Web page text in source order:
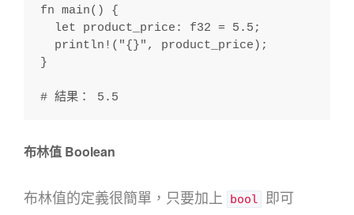
fn main() {
  let product_price: f32 = 5.5;
  println!("{}", product_price);
}
# 結果： 5.5
布林值 Boolean
布林值的定義很簡單，只要加上 bool 即可